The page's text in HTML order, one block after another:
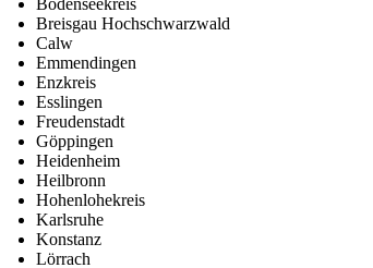
Breisgau Hochschwarzwald
Calw
Emmendingen
Enzkreis
Esslingen
Freudenstadt
Göppingen
Heidenheim
Heilbronn
Hohenlohekreis
Karlsruhe
Konstanz
Lörrach